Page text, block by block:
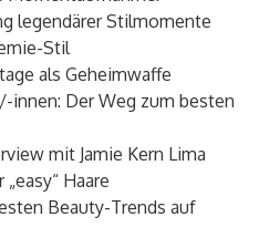
legendärer Stilmomente
Stil
als Geheimwaffe
innen: Der Weg zum besten
mit Jamie Kern Lima
Haare
Beauty-Trends auf